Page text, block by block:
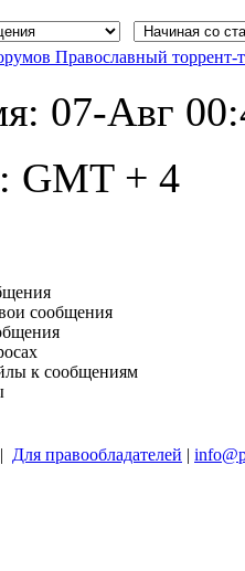
Православный торрент-
07-Авг
GMT + 4
сообщения
к сообщениям
| Для правообладателей |